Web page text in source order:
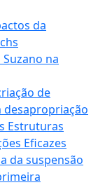
da
na
de
desapropriação
Estruturas
Eficazes
da suspensão